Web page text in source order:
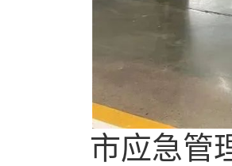
市应急管理